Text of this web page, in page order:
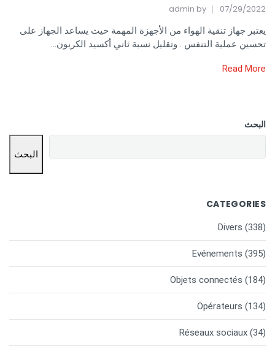
07/29/2022
admin
يعتبر جهاز تنقية الهواء من الأجهزة المهمة حيث يساعد الجهاز على
تحسين عملية التنفس . وتقليل نسبة ثاني أكسيد الكربون…
Read More
البحث
البحث
CATEGORIES
Divers (338)
Evénements (395)
Objets connectés (184)
Opérateurs (134)
Réseaux sociaux (34)